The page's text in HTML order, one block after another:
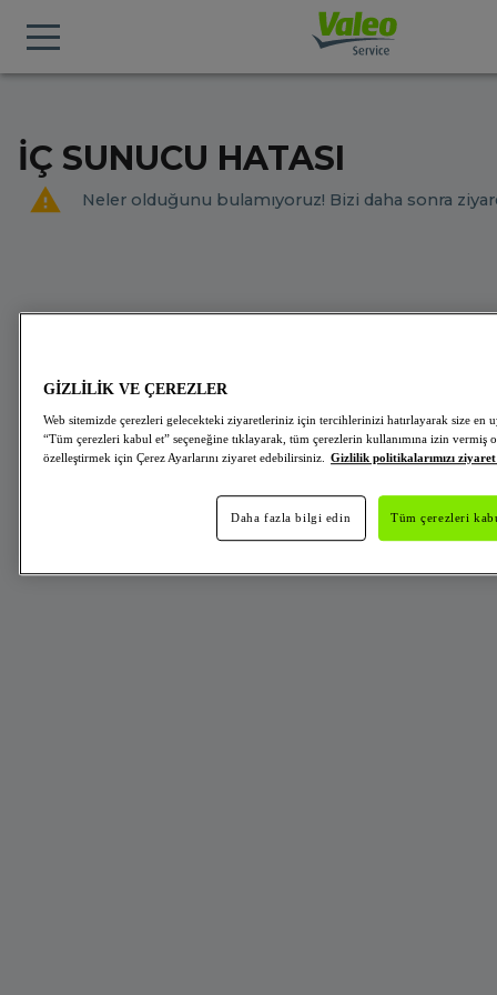
İÇ SUNUCU HATASI
Neler olduğunu bulamıyoruz! Bizi daha sonra
GİZLİLİK VE ÇEREZLER
Web sitemizde çerezleri gelecekteki ziyaretleriniz için tercihlerinizi hatırlayarak size en
“Tüm çerezleri kabul et” seçeneğine tıklayarak, tüm çerezlerin kullanımına izin vermiş
özelleştirmek için Çerez Ayarlarını ziyaret edebilirsiniz.
Gizlilik politikalarımızı
Tüm çerezleri
Daha fazla bilgi edin